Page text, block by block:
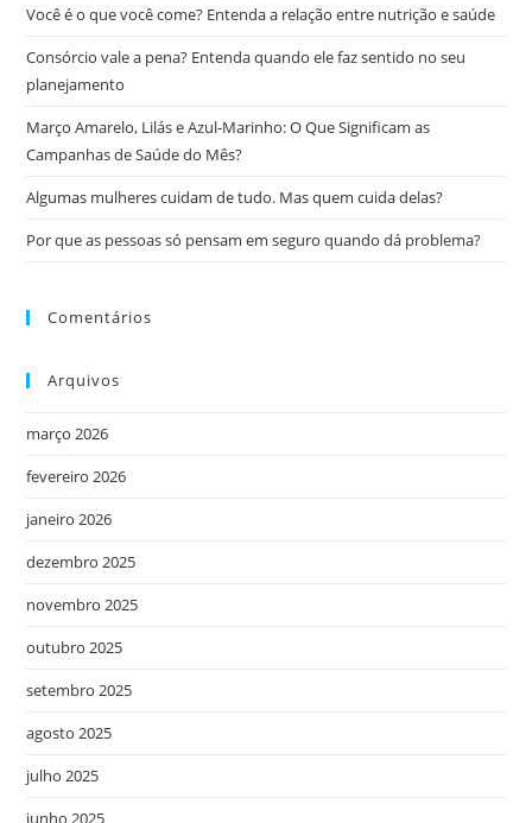
Você é o que você come? Entenda a relação entre nutrição e saúde
Consórcio vale a pena? Entenda quando ele faz sentido no seu
planejamento
Março Amarelo, Lilás e Azul-Marinho: O Que Significam as
Campanhas de Saúde do Mês?
Algumas mulheres cuidam de tudo. Mas quem cuida delas?
Por que as pessoas só pensam em seguro quando dá problema?
Comentários
Arquivos
março 2026
fevereiro 2026
janeiro 2026
dezembro 2025
novembro 2025
outubro 2025
setembro 2025
agosto 2025
julho 2025
junho 2025